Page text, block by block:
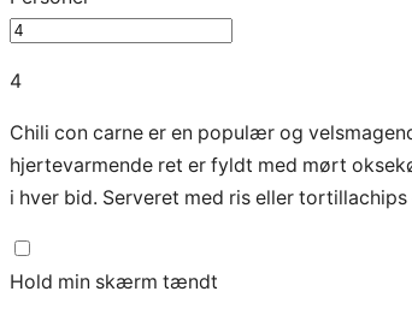
4
Chili con carne er en populær og
hjertevarmende ret er fyldt med mørt
i hver bid. Serveret med ris eller
Hold min skærm tændt